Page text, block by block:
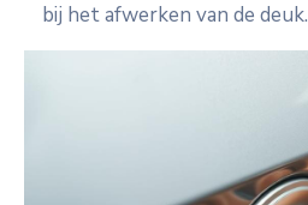
bij het afwerken van de deuk.